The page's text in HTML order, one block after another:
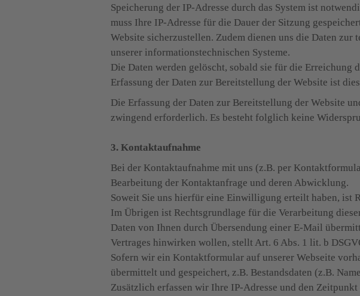
Speicherung der IP-Adresse durch das System ist
muss Ihre IP-Adresse für die Dauer der Sitzung
Website sicherzustellen. Zudem dienen uns die Daten
unserer informationstechnischen Systeme.
Die Daten werden gelöscht, sobald sie für die
Erfassung der Daten zur Bereitstellung der Website ist
Die Erfassung der Daten zur Bereitstellung der Website
zwingend erforderlich. Es besteht folglich keine
3. Kontaktaufnahme
Bei der Kontaktaufnahme mit uns (z.B. per
Bearbeitung der Kontaktanfrage und deren Abwicklung.
Soweit Sie uns hierfür eine Einwilligung erteilt haben, ist
Im Übrigen ist Rechtsgrundlage für die Verarbeitung
Daten von Ihnen durch Übersendung einer E-Mail
Vertrages hinwirken wollen, stellt Art. 6 Abs. 1 lit. b
Sofern wir ein Kontaktformular auf unserer Webseite
übermittelt und gespeichert, z.B. Bestandsdaten (z.B.
Zusätzlich erfassen wir Ihre IP-Adresse und den